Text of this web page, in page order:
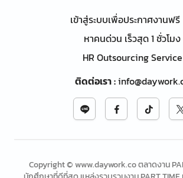
เข้าสู่ระบบเพื่อประกาศงานฟรี
หาคนด่วน เร็วสุด 1 ชั่วโมง
HR Outsourcing Service
ติดต่อเรา:
Copyright © www.daywork.co ตลาดงาน